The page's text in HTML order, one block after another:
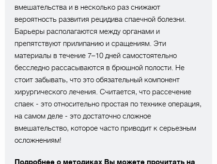
вмешательства и в несколько раз снижают
вероятность развития рецидива спаечной болезни.
Барьеры располагаются между органами и
препятствуют прилипанию и сращениям. Эти
материалы в течение 7–10 дней самостоятельно
бесследно рассасываются в брюшной полости. Не
стоит забывать, что это обязательный компонент
хирургического лечения. Считается, что рассечение
спаек - это относительно простая по технике операция,
на самом деле - это достаточно сложное
вмешательство, которое часто приводит к серьезным
осложнениям!
Подробнее о методиках Вы можете прочитать на